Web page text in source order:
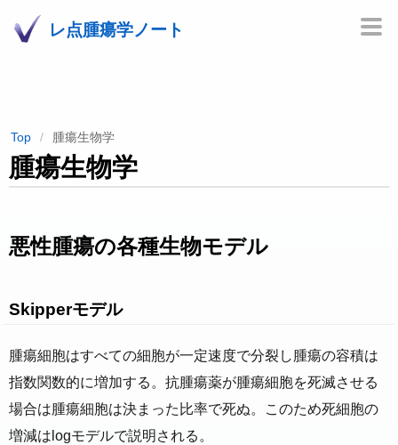
レ点腫瘍学ノート
Top 腫瘍生物学
腫瘍生物学
悪性腫瘍の各種生物モデル
Skipperモデル
腫瘍細胞はすべての細胞が一定速度で分裂し腫瘍の容積は
指数関数的に増加する。抗腫瘍薬が腫瘍細胞を死滅させる
場合は腫瘍細胞は決まった比率で死ぬ。このため死細胞の
増減はlogモデルで説明される。